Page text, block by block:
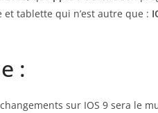
et tablette qui n’est autre que :
:
sur IOS 9 sera le